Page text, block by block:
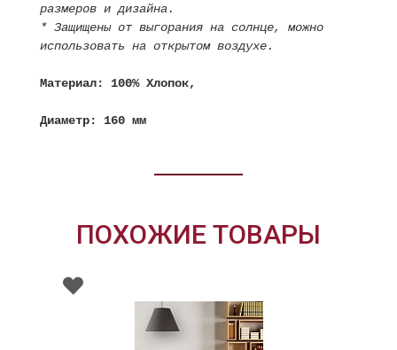
размеров и дизайна.
* Защищены от выгорания на солнце, можно
использовать на открытом воздухе.
Материал: 100% Хлопок,
Диаметр: 160 мм
ПОХОЖИЕ ТОВАРЫ